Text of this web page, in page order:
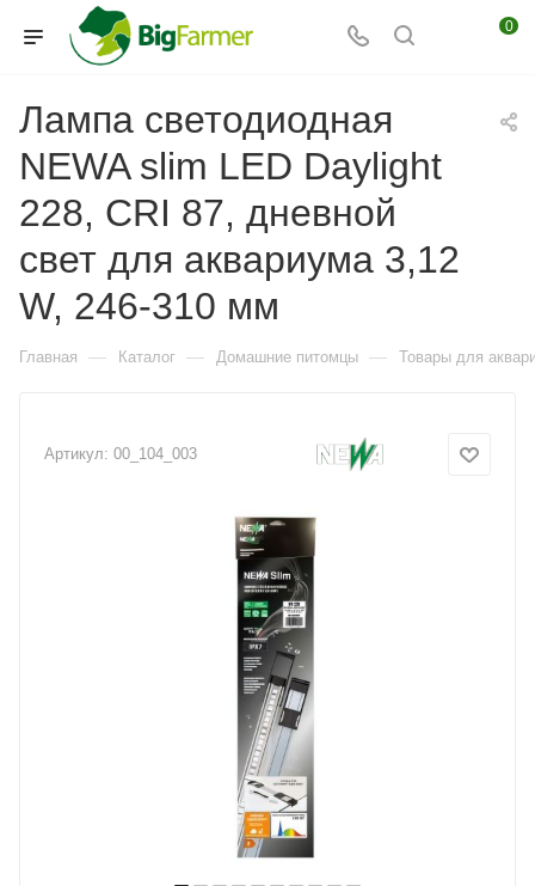
0
Лампа светодиодная
NEWA slim LED Daylight
228, CRI 87, дневной
свет для аквариума 3,12
W, 246-310 мм
Главная — Каталог — Домашние питомцы — Товары для
Артикул: 00_104_003